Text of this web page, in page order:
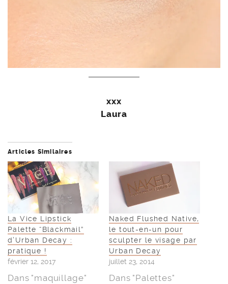
xxx
Laura
Articles Similaires
La Vice Lipstick
Palette “Blackmail”
d’Urban Decay :
pratique !
février 12, 2017
Dans "maquillage"
Naked Flushed Native,
le tout-en-un pour
sculpter le visage par
Urban Decay
juillet 23, 2014
Dans "Palettes"